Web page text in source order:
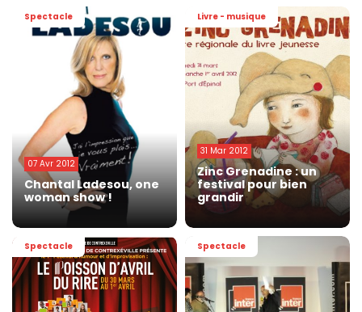
Spectacle
07 Avr 2012
Chantal Ladesou, one
woman show !
Livre - musique
31 Mar 2012
Zinc Grenadine : un
festival pour bien
grandir
Spectacle Spectacle